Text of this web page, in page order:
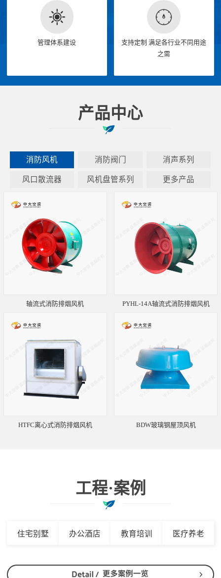
管理体系建设
支持定制 满足各行业不同用途
之需
产品中心
消防风机 消防阀门 消声系列
风口散流器 风机盘管系列 更多产品
轴流式消防排烟风机 PYHL-14A轴流式消防排烟风机
HTFC离心式消防排烟风机 BDW玻璃钢屋顶风机
工程·案例
住宅别墅 办公酒店 教育培训 医疗养老